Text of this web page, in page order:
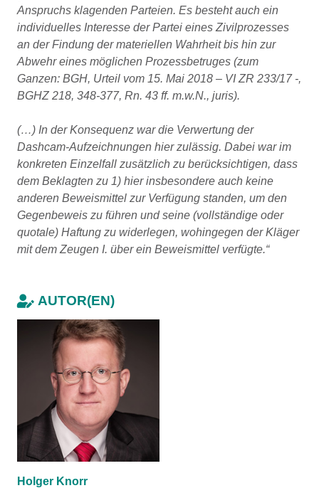
Anspruchs klagenden Parteien. Es besteht auch ein
individuelles Interesse der Partei eines Zivilprozesses
an der Findung der materiellen Wahrheit bis hin zur
Abwehr eines möglichen Prozessbetruges (zum
Ganzen: BGH, Urteil vom 15. Mai 2018 – VI ZR 233/17 -,
BGHZ 218, 348-377, Rn. 43 ff. m.w.N., juris).
(…) In der Konsequenz war die Verwertung der
Dashcam-Aufzeichnungen hier zulässig. Dabei war im
konkreten Einzelfall zusätzlich zu berücksichtigen, dass
dem Beklagten zu 1) hier insbesondere auch keine
anderen Beweismittel zur Verfügung standen, um den
Gegenbeweis zu führen und seine (vollständige oder
quotale) Haftung zu widerlegen, wohingegen der Kläger
mit dem Zeugen I. über ein Beweismittel verfügte.“
AUTOR(EN)
Holger Knorr